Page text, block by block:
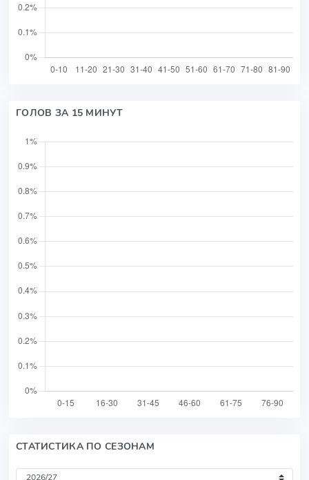
ГОЛОВ ЗА 15 МИНУТ
СТАТИСТИКА ПО СЕЗОНАМ